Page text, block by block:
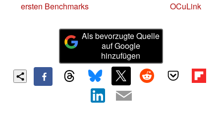
ersten Benchmarks
OCuLink
Als bevorzugte Quelle
auf Google
hinzufügen